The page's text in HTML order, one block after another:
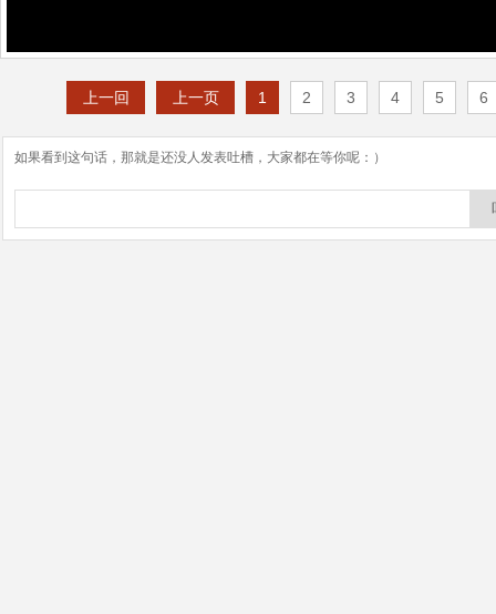
上一回 上一页 1 2 3 4 5 6
如果看到这句话，那就是还没人发表吐槽，大家都在等你呢：）